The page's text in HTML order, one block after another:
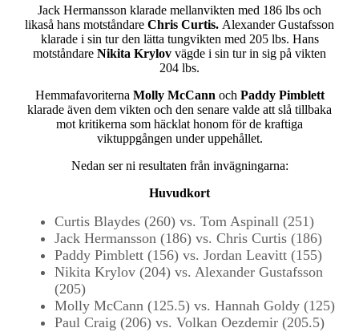
Jack Hermansson klarade mellanvikten med 186 lbs och
likaså hans motståndare Chris Curtis. Alexander Gustafsson
klarade i sin tur den lätta tungvikten med 205 lbs. Hans
motståndare Nikita Krylov vägde i sin tur in sig på vikten
204 lbs.
Hemmafavoriterna Molly McCann och Paddy Pimblett
klarade även dem vikten och den senare valde att slå tillbaka
mot kritikerna som häcklat honom för de kraftiga
viktuppgången under uppehållet.
Nedan ser ni resultaten från invägningarna:
Huvudkort
Curtis Blaydes (260) vs. Tom Aspinall (251)
Jack Hermansson (186) vs. Chris Curtis (186)
Paddy Pimblett (156) vs. Jordan Leavitt (155)
Nikita Krylov (204) vs. Alexander Gustafsson
(205)
Molly McCann (125.5) vs. Hannah Goldy (125)
Paul Craig (206) vs. Volkan Oezdemir (205.5)